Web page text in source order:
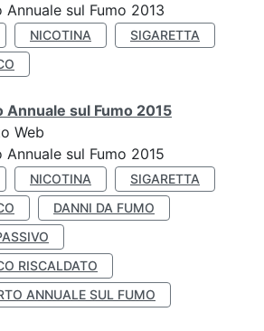
Annuale sul Fumo 2013
NICOTINA
SIGARETTA
Annuale sul Fumo 2015
Web
Annuale sul Fumo 2015
NICOTINA
SIGARETTA
DANNI DA FUMO
RISCALDATO
ANNUALE SUL FUMO